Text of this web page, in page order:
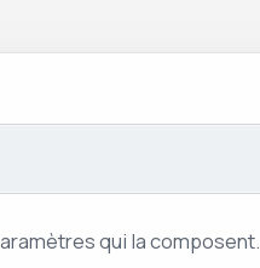
qui la composent.